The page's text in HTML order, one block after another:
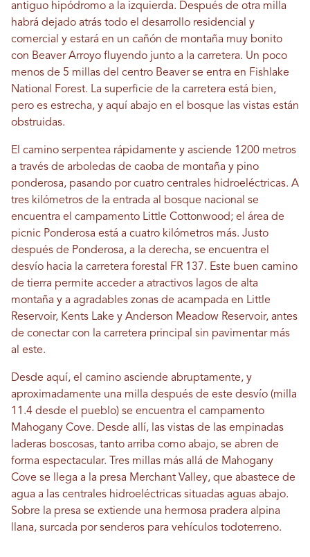
antiguo hipódromo a la izquierda. Después de otra milla
habrá dejado atrás todo el desarrollo residencial y
comercial y estará en un cañón de montaña muy bonito
con Beaver Arroyo fluyendo junto a la carretera. Un poco
menos de 5 millas del centro Beaver se entra en Fishlake
National Forest. La superficie de la carretera está bien,
pero es estrecha, y aquí abajo en el bosque las vistas están
obstruidas.
El camino serpentea rápidamente y asciende 1200 metros
a través de arboledas de caoba de montaña y pino
ponderosa, pasando por cuatro centrales hidroeléctricas. A
tres kilómetros de la entrada al bosque nacional se
encuentra el campamento Little Cottonwood; el área de
picnic Ponderosa está a cuatro kilómetros más. Justo
después de Ponderosa, a la derecha, se encuentra el
desvío hacia la carretera forestal FR 137. Este buen camino
de tierra permite acceder a atractivos lagos de alta
montaña y a agradables zonas de acampada en Little
Reservoir, Kents Lake y Anderson Meadow Reservoir, antes
de conectar con la carretera principal sin pavimentar más
al este.
Desde aquí, el camino asciende abruptamente, y
aproximadamente una milla después de este desvío (milla
11.4 desde el pueblo) se encuentra el campamento
Mahogany Cove. Desde allí, las vistas de las empinadas
laderas boscosas, tanto arriba como abajo, se abren de
forma espectacular. Tres millas más allá de Mahogany
Cove se llega a la presa Merchant Valley, que abastece de
agua a las centrales hidroeléctricas situadas aguas abajo.
Sobre la presa se extiende una hermosa pradera alpina
llana, surcada por senderos para vehículos todoterreno.